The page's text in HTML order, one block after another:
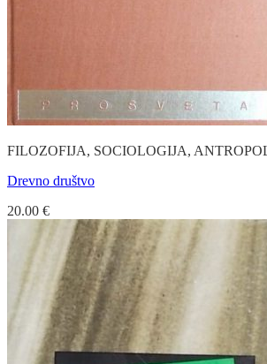
FILOZOFIJA, SOCIOLOGIJA,
Drevno društvo
20.00 €